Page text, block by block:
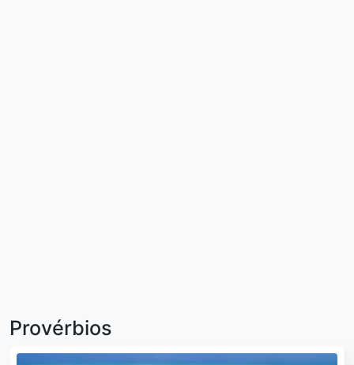
Provérbios